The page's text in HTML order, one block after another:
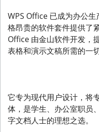
WPS Office 已成为办公
格昂贵的软件套件提供了
Office 由金山软件开发，
表格和演示文稿所需的一
它专为现代用户设计，将
体，是学生、办公室职员
字文档人士的理想之选。